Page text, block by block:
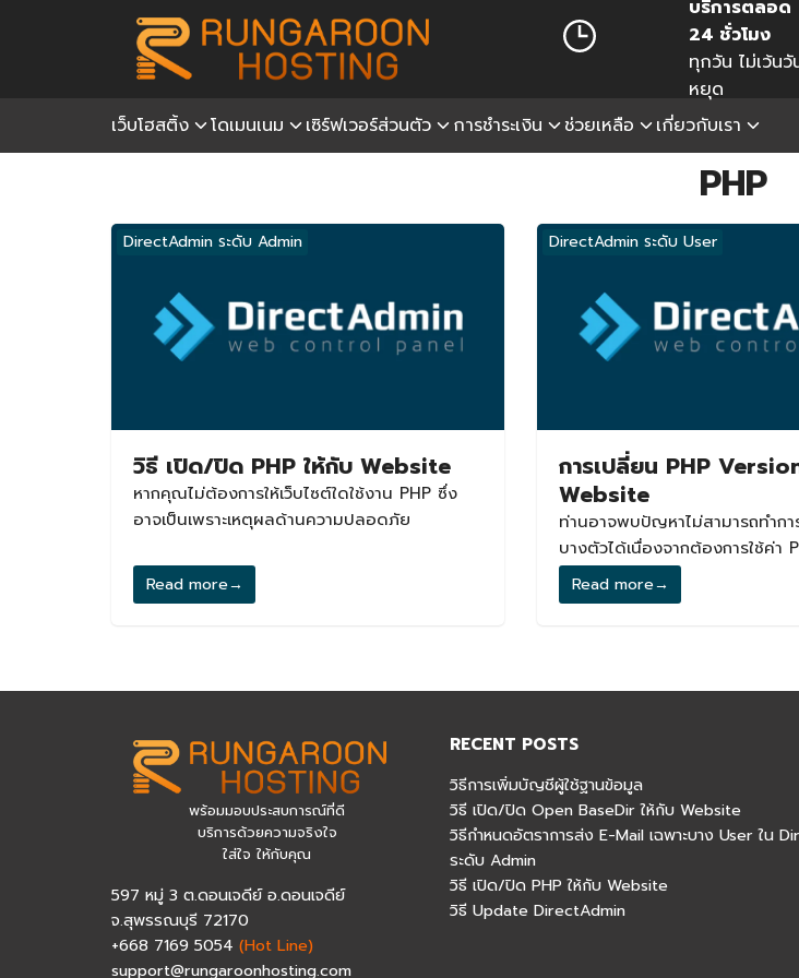
บริการตลอด
24 ชั่วโมง
ทุกวัน ไม่เว้นวั
หยุด
เว็บโฮสติ้ง โดเมนเนม เซิร์ฟเวอร์ส่วนตัว การชำระเงิน ช่วยเหลือ
เกี่ยวกับเรา
PHP
DirectAdmin ระดับ Admin
วิธี เปิด/ปิด PHP ให้กับ Website
หากคุณไม่ต้องการให้เว็บไซต์ใดใช้งาน PHP ซึ่ง
อาจเป็นเพราะเหตุผลด้านความปลอดภัย
Read more→
DirectAdmin ระดับ User
การเปลี่ยน PHP
Website
ท่านอาจพบปัญหาไม่สามารถทำก
บางตัวได้เนื่องจากต้องการใช้ค่า
สูงกว่าหรือไม่ตรงกับที่ Script ออ
แนวทางการแก้ไขท่านสามารถปรับ
Read more→
พร้อมมอบประสบการณ์ที่ดี
บริการด้วยความจริงใจ
ใส่ใจ ให้กับคุณ
597 หมู่ 3 ต.ดอนเจดีย์ อ.ดอนเจดีย์
จ.สุพรรณบุรี 72170
+668 7169 5054 (Hot Line)
support@rungaroonhosting.com
RECENT POSTS
วิธีการเพิ่มบัญชีผู้ใช้ฐานข้อมูล
วิธี เปิด/ปิด Open BaseDir ให้กับ Website
วิธีกำหนดอัตราการส่ง E-Mail เฉพาะบาง User ใน
ระดับ Admin
วิธี เปิด/ปิด PHP ให้กับ Website
วิธี Update DirectAdmin